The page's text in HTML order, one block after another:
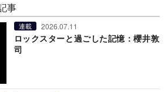
事
連載 2026.07.11
ロックスターと過ごした記憶：櫻井敦
司